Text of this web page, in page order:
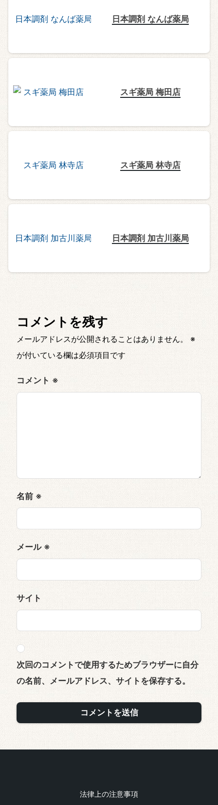
日本調剤 なんば薬局
スギ薬局 梅田店
スギ薬局 林寺店
日本調剤 加古川薬局
コメントを残す
メールアドレスが公開されることはありません。
※
が付いている欄は必須項目です
コメント ※
名前 ※
メール ※
サイト
次回のコメントで使用するためブラウザーに自分
の名前、メールアドレス、サイトを保存する。
法律上の注意事項